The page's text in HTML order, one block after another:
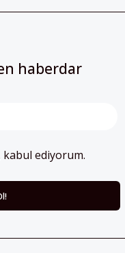
haberdar
ediyorum.